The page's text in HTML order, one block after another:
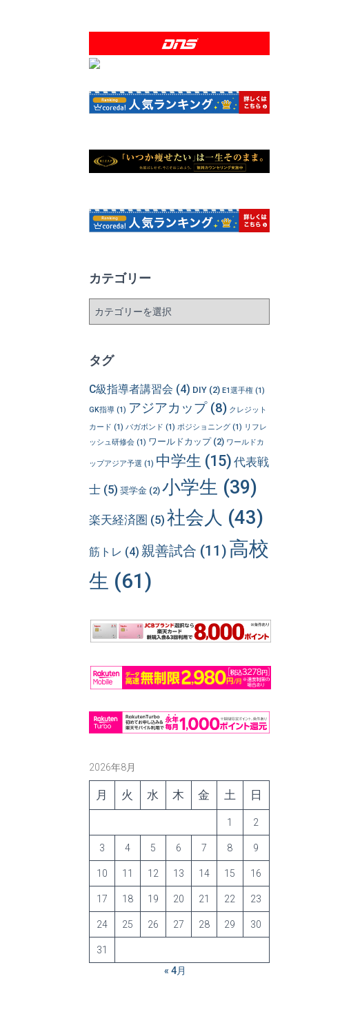
カテゴリー
ー
タグ
C級指導者講習会 (4) DIY(2) E1選手権(1)
GK指導(1) アジアカップ(8) クレジット
カード (1) バガボンド (1) ポジショニング(1) リフレ
ッシュ研修会(1) ワールドカップ(2) ワールドカ
ップアジア予選 (1) 中学生 (15) 代表戦
士(5) 奨学金(2) 小学生 (39)
楽天経済圏 (5) 社会人 (43)
筋トレ (4) 親善試合 (11) 高校
生 (61)
2026年8月
月 火 水 木 金 土 日
1 2
3 4 5 6 7 8 9
10 11 12 13 14 15 16
17 18 19 20 21 22 23
24 25 26 27 28 29 30
31
« 4月